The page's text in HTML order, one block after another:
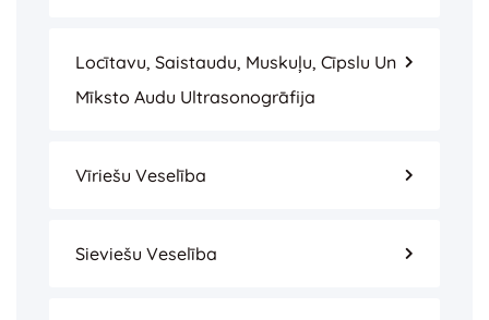
Locītavu, Saistaudu, Muskuļu, Cīpslu Un
Mīksto Audu Ultrasonogrāfija
Vīriešu Veselība
Sieviešu Veselība